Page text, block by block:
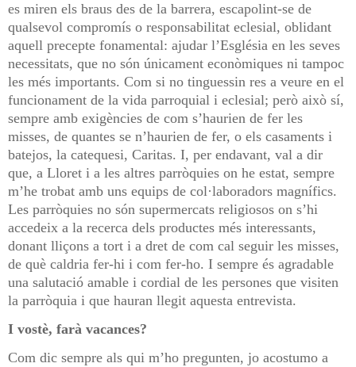
es miren els braus des de la barrera, escapolint-se de
qualsevol compromís o responsabilitat eclesial, oblidant
aquell precepte fonamental: ajudar l’Església en les seves
necessitats, que no són únicament econòmiques ni tampoc
les més importants. Com si no tinguessin res a veure en el
funcionament de la vida parroquial i eclesial; però això sí,
sempre amb exigències de com s’haurien de fer les
misses, de quantes se n’haurien de fer, o els casaments i
batejos, la catequesi, Caritas. I, per endavant, val a dir
que, a Lloret i a les altres parròquies on he estat, sempre
m’he trobat amb uns equips de col·laboradors magnífics.
Les parròquies no són supermercats religiosos on s’hi
accedeix a la recerca dels productes més interessants,
donant lliçons a tort i a dret de com cal seguir les misses,
de què caldria fer-hi i com fer-ho. I sempre és agradable
una salutació amable i cordial de les persones que visiten
la parròquia i que hauran llegit aquesta entrevista.
I vostè, farà vacances?
Com dic sempre als qui m’ho pregunten, jo acostumo a